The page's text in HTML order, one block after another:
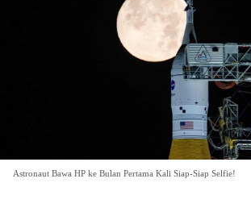
Astronaut Bawa HP ke Bulan Pertama Kali Siap-Siap Selfie!